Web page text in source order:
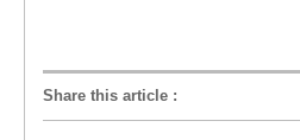
Share this article :